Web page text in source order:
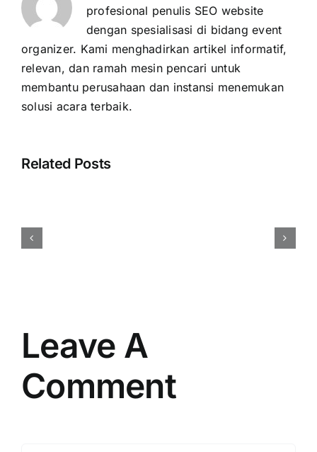
profesional penulis SEO website
dengan spesialisasi di bidang event
organizer. Kami menghadirkan artikel informatif,
relevan, dan ramah mesin pencari untuk
membantu perusahaan dan instansi menemukan
solusi acara terbaik.
Related Posts
Leave A
Comment